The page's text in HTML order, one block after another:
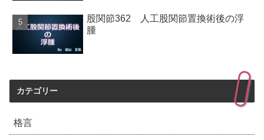
股関節362 人工股関節置換術後の浮
腫
カテゴリー
格言